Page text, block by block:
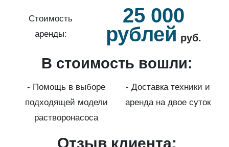
Стоимость
аренды:
25 000
рублей руб.
В стоимость вошли:
- Помощь в выборе
подходящей модели
растворонасоса
- Доставка техники и
аренда на двое суток
Отзыв клиента: